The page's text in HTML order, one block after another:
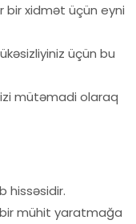
bir xidmət üçün eyni
üçün bu
mütəmadi olaraq
hissəsidir.
mühit yaratmağa